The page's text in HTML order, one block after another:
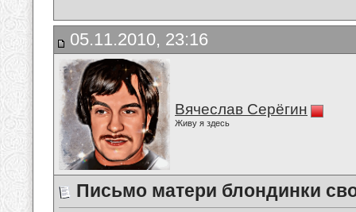
05.11.2010, 23:16
Вячеслав Серёгин
Живу я здесь
Письмо матери блондинки